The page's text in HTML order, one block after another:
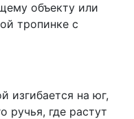
объекту или
тропинке с
изгибается на юг,
ручья, где растут